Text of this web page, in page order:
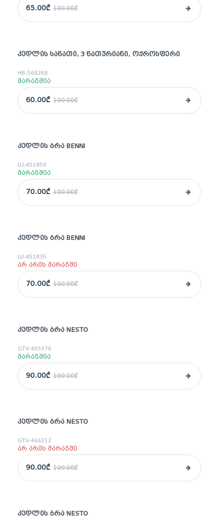
65.00₾ 100.00₾
sale
ᲙᲔᲓᲚᲘᲡ ᲡᲐᲜᲐᲗᲘ, 3 ᲜᲐᲗᲣᲠᲘᲐᲜᲘ, ᲝᲥᲠᲝᲡᲤᲔᲠᲘ
HB-568268
მარაგშია
60.00₾ 100.00₾
sale
ᲙᲔᲓᲚᲘᲡ ᲑᲠᲐ BENNI
LU-451859
მარაგშია
70.00₾ 100.00₾
sale
ᲙᲔᲓᲚᲘᲡ ᲑᲠᲐ BENNI
LU-451835
არ არის მარაგში
70.00₾ 100.00₾
sale
ᲙᲔᲓᲚᲘᲡ ᲑᲠᲐ NESTO
GTV-465970
მარაგშია
90.00₾ 100.00₾
sale
ᲙᲔᲓᲚᲘᲡ ᲑᲠᲐ NESTO
GTV-466212
არ არის მარაგში
90.00₾ 100.00₾
sale
ᲙᲔᲓᲚᲘᲡ ᲑᲠᲐ NESTO